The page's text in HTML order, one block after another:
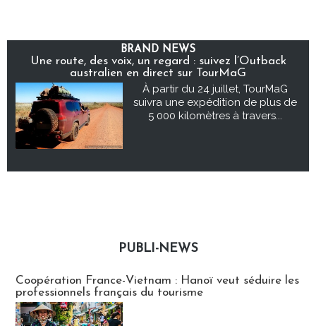
BRAND NEWS
Une route, des voix, un regard : suivez l’Outback
australien en direct sur TourMaG
À partir du 24 juillet, TourMaG
suivra une expédition de plus de
5 000 kilomètres à travers...
PUBLI-NEWS
Coopération France-Vietnam : Hanoï veut séduire les
professionnels français du tourisme